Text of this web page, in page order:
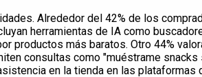
Alrededor del 42% de los
herramientas de IA como
productos más baratos. Otro 44%
consultas como "muéstrame snacks
en la tienda en las plataformas